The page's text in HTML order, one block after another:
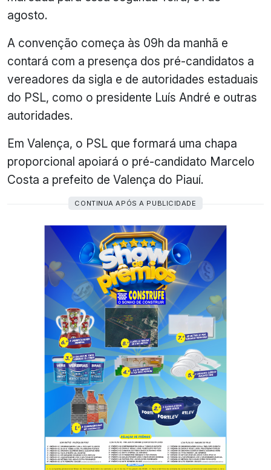
agosto.
A convenção começa às 09h da manhã e
contará com a presença dos pré-candidatos a
vereadores da sigla e de autoridades estaduais
do PSL, como o presidente Luís André e outras
autoridades.
Em Valença, o PSL que formará uma chapa
proporcional apoiará o pré-candidato Marcelo
Costa a prefeito de Valença do Piauí.
CONTINUA APÓS A PUBLICIDADE